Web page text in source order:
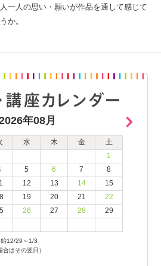
一人の思い・願いが作品を通して感じて
か。
年08月
水 木 金
土
1
5 6 7
8
12 13 14
15
19 20 21
22
26 27 28
29
12/29～1/3
合はその翌日）